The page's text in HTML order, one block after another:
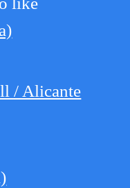
/ Alicante